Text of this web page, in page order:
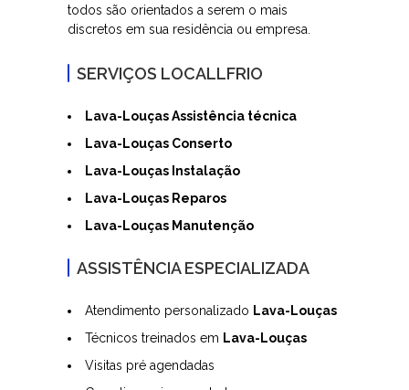
todos são orientados a serem o mais
discretos em sua residência ou empresa.
SERVIÇOS LOCALLFRIO
Lava-Louças Assistência técnica
Lava-Louças Conserto
Lava-Louças Instalação
Lava-Louças Reparos
Lava-Louças Manutenção
ASSISTÊNCIA ESPECIALIZADA
Atendimento personalizado Lava-Louças
Técnicos treinados em Lava-Louças
Visitas pré agendadas